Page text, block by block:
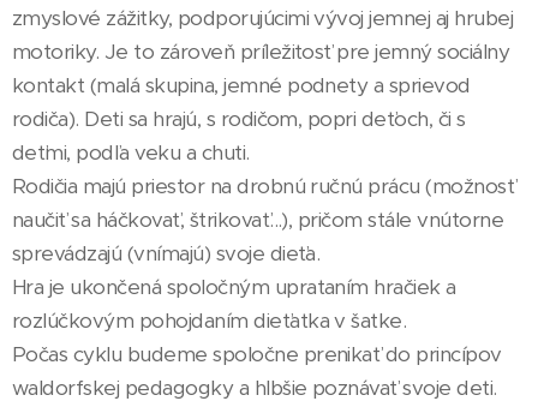
zmyslové zážitky, podporujúcimi vývoj jemnej aj hrubej
motoriky. Je to zároveň príležitosť pre jemný sociálny
kontakt (malá skupina, jemné podnety a sprievod
rodiča). Deti sa hrajú, s rodičom, popri deťoch, či s
deťmi, podľa veku a chuti.
Rodičia majú priestor na drobnú ručnú prácu (možnosť
naučiť sa háčkovať, štrikovať...), pričom stále vnútorne
sprevádzajú (vnímajú) svoje dieťa.
Hra je ukončená spoločným uprataním hračiek a
rozlúčkovým pohojdaním dieťatka v šatke.
Počas cyklu budeme spoločne prenikať do princípov
waldorfskej pedagogky a hlbšie poznávať svoje deti.